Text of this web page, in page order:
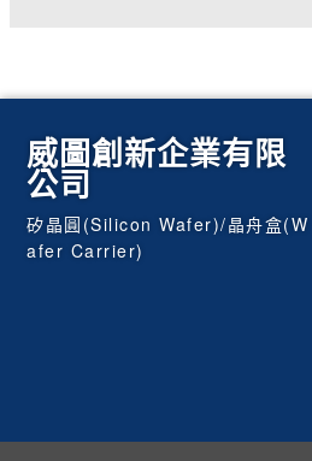
威圖創新企業有限
公司
矽晶圓(Silicon Wafer)/晶舟盒(W
afer Carrier)